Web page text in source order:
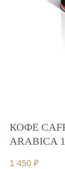
КОФЕ
ARABICA
1 450 ₽